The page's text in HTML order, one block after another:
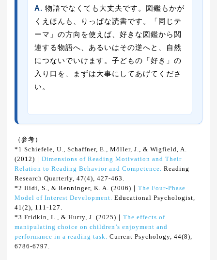
A. 物語でなくても大丈夫です。図鑑もかが
くえほんも、りっぱな読書です。「同じテ
ーマ」の方向を使えば、好きな図鑑から関
連する物語へ、あるいはその逆へと、自然
につないでいけます。子どもの「好き」の
入り口を、まずは大事にしてあげてくださ
い。
（参考）
*1 Schiefele, U., Schaffner, E., Möller, J., & Wigfield, A.
(2012)｜ Dimensions of Reading Motivation and Their
Relation to Reading Behavior and Competence. Reading
Research Quarterly, 47(4), 427-463.
*2 Hidi, S., & Renninger, K. A. (2006)｜ The Four-Phase
Model of Interest Development. Educational Psychologist,
41(2), 111-127.
*3 Fridkin, L., & Hurry, J. (2025)｜ The effects of
manipulating choice on children’s enjoyment and
performance in a reading task. Current Psychology, 44(8),
6786-6797.